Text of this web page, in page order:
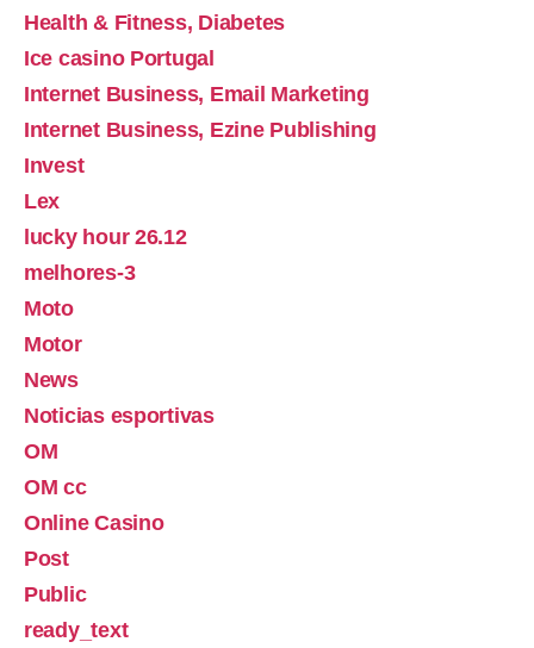
Health & Fitness, Diabetes
Ice casino Portugal
Internet Business, Email Marketing
Internet Business, Ezine Publishing
Invest
Lex
lucky hour 26.12
melhores-3
Moto
Motor
News
Noticias esportivas
OM
OM cc
Online Casino
Post
Public
ready_text